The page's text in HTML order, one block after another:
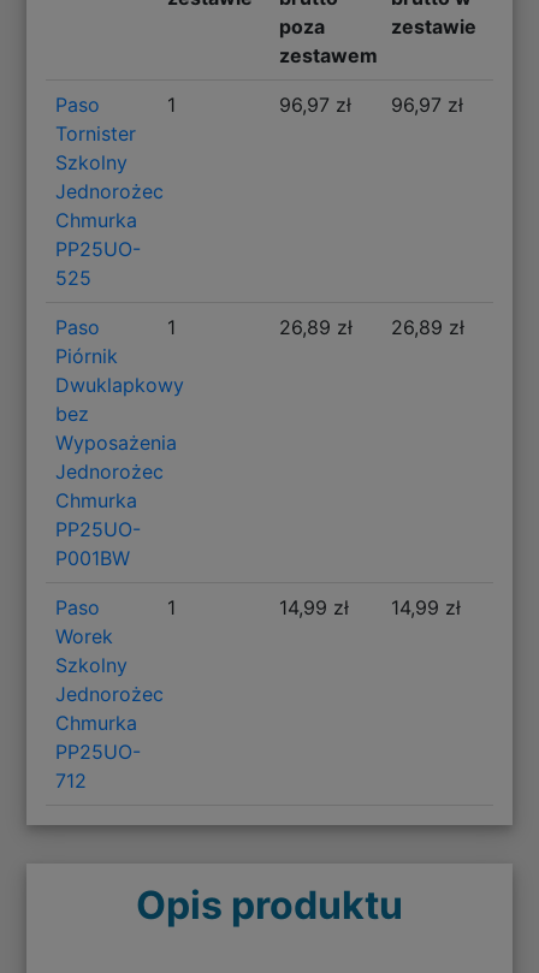
poza
zestawem
zestawie
Paso
Tornister
Szkolny
Jednorożec
Chmurka
PP25UO-
525
1 96,97 zł 96,97 zł
Paso
Piórnik
Dwuklapkowy
bez
Wyposażenia
Jednorożec
Chmurka
PP25UO-
P001BW
1 26,89 zł 26,89 zł
Paso
Worek
Szkolny
Jednorożec
Chmurka
PP25UO-
712
1 14,99 zł 14,99 zł
Opis produktu